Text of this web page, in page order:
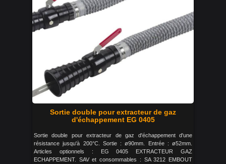
Sortie double pour extracteur de gaz
d'échappement EG 0405
Sortie double pour extracteur de gaz d'échappement d'une
résistance jusqu'à 200°C. Sortie : ø90mm. Entrée : ø52mm.
Articles optionnels : EG 0405 EXTRACTEUR GAZ
ECHAPPEMENT. SAV et consommables : SA 3212 EMBOUT